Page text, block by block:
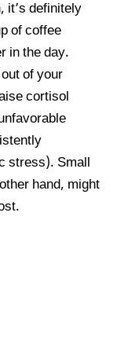
it’s definitely
of coffee
in the day.
of your
cortisol
stress). Small
hand, might